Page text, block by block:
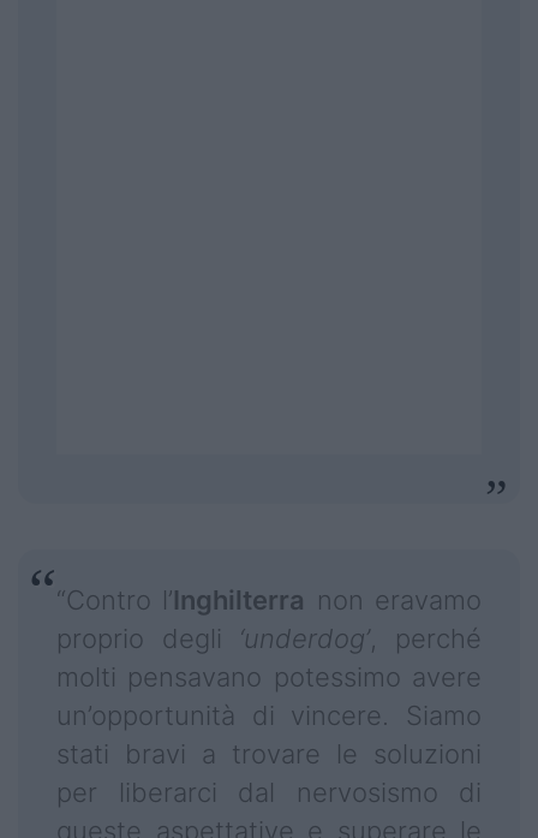
“Contro l’Inghilterra non eravamo
proprio degli ‘underdog’, perché
molti pensavano potessimo avere
un’opportunità di vincere. Siamo
stati bravi a trovare le soluzioni
per liberarci dal nervosismo di
queste aspettative e superare le